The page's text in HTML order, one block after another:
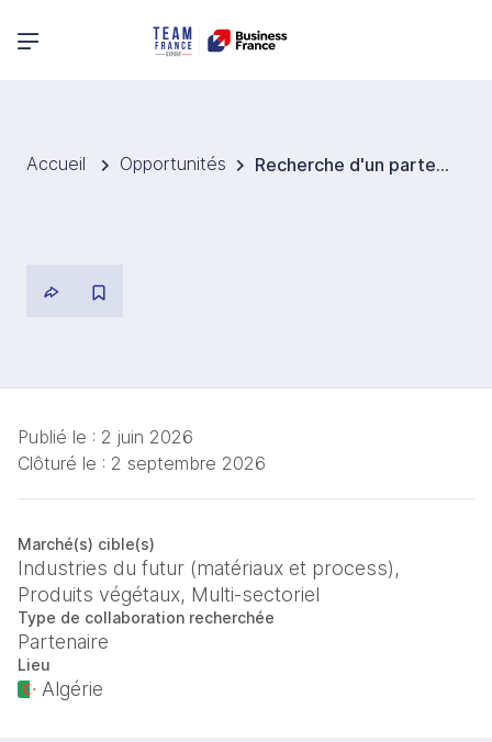
Menu principal
Accueil Opportunités Recherche d'un partenaire pour un tunnel de surgélation IQF en Algérie
Publié le : 2 juin 2026
Clôturé le : 2 septembre 2026
Marché(s) cible(s)
Industries du futur (matériaux et process),
Produits végétaux, Multi-sectoriel
Type de collaboration recherchée
Partenaire
Lieu
Algérie